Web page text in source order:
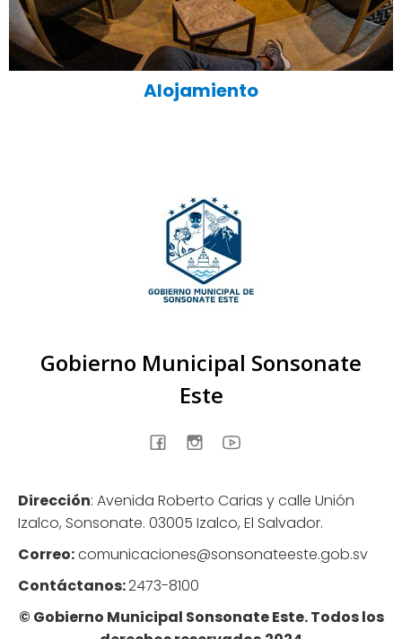
Alojamiento
Gobierno Municipal Sonsonate
Este
Dirección: Avenida Roberto Carias y calle Unión
Izalco, Sonsonate. 03005 Izalco, El Salvador.
Correo:comunicaciones@sonsonateeste.gob.sv
Contáctanos:2473-8100
© Gobierno Municipal Sonsonate Este. Todos los